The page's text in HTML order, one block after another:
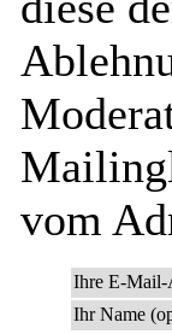
vom
Ihre E-Mail-
Ihr Name